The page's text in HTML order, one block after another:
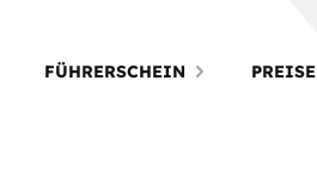
FÜHRERSCHEIN PREISE